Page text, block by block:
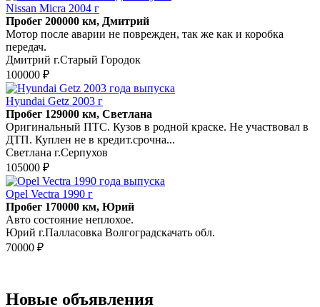
Nissan Micra 2004 г
Пробег 200000 км, Дмитрий
Мотор после аварии не поврежден, так же как и коробка
передач.
Дмитрий г.Старый Городок
100000 ₽
Hyundai Getz 2003 г
Пробег 129000 км, Светлана
Оригинальный ПТС. Кузов в родной краске. Не участвовал в
ДТП. Куплен не в кредит.срочна...
Светлана г.Серпухов
105000 ₽
Opel Vectra 1990 г
Пробег 170000 км, Юрий
Авто состояние неплохое.
Юрий г.Палласовка Волгоградскачать обл.
70000 ₽
Новые объявления